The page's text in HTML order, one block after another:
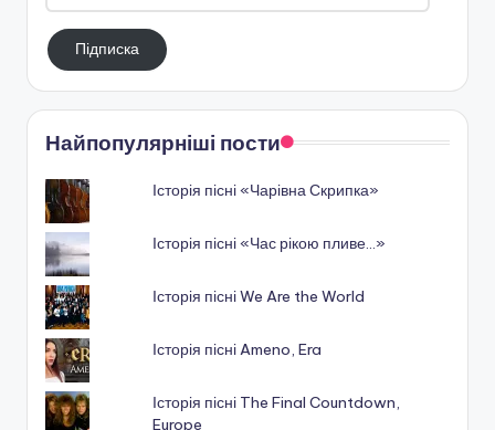
вашу
електронную
поштуПідписка
Найпопулярніші пости
Історія пісні «Чарівна Скрипка»
Історія пісні «Час рікою пливе…»
Історія пісні We Are the World
Історія пісні Ameno, Era
Історія пісні The Final Countdown,
Europe